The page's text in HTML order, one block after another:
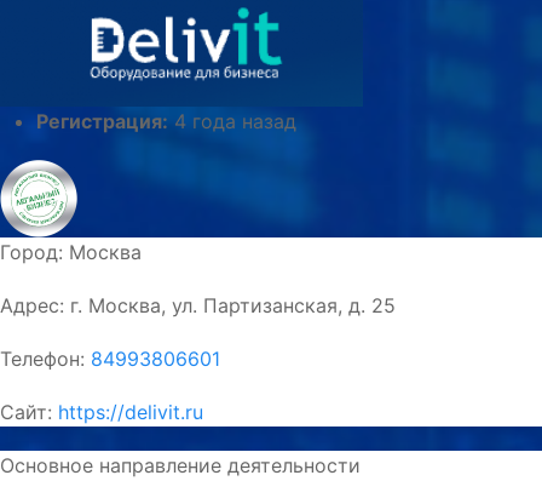
Регистрация: 4 года назад
Город: Москва
Адрес: г. Москва, ул. Партизанская, д. 25
Телефон: 84993806601
Сайт: https://delivit.ru
Основное направление деятельности